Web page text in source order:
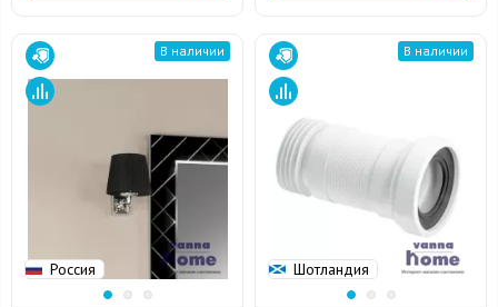
Россия
В наличии
Шотландия
В наличии